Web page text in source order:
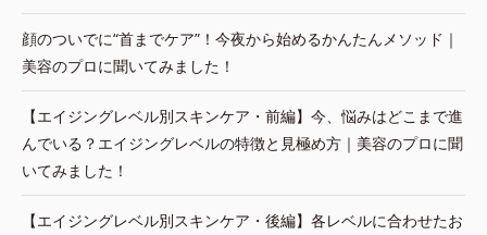
顔のついでに“首までケア”！今夜から始めるかんたんメソッド｜
美容のプロに聞いてみました！
【エイジングレベル別スキンケア・前編】今、悩みはどこまで進
んでいる？エイジングレベルの特徴と見極め方｜美容のプロに聞
いてみました！
【エイジングレベル別スキンケア・後編】各レベルに合わせたお